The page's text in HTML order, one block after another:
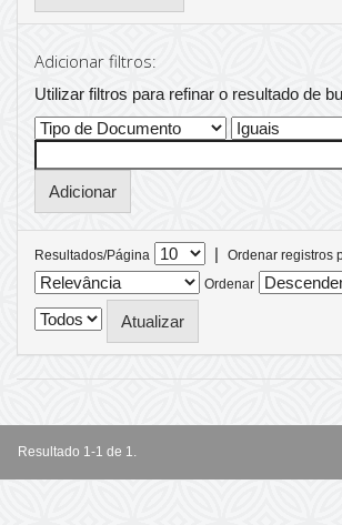
Adicionar filtros:
Utilizar filtros para refinar o resultado de
Resultados/Página |
Ordenar registros
Ordenar
Resultado 1-1 de 1.